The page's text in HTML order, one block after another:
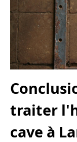
traiter
cave à